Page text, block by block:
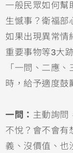
一般民眾如何幫
生憾事？衛福部
如果出現異常情
重要事物等3大
「一問、二應
時，給予適度鼓
一問： 主動詢問
不悅？會不會有
義、沒價值、也